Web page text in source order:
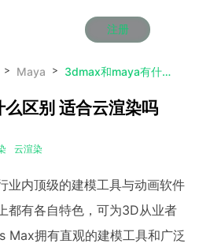
注册
Maya 3dmax和maya有什么区别 适合云渲染吗
区别 适合云渲染吗
云渲染
内顶级的建模工具与动画软件
都有各自特色，可为3D从业者
Max拥有直观的建模工具和广泛